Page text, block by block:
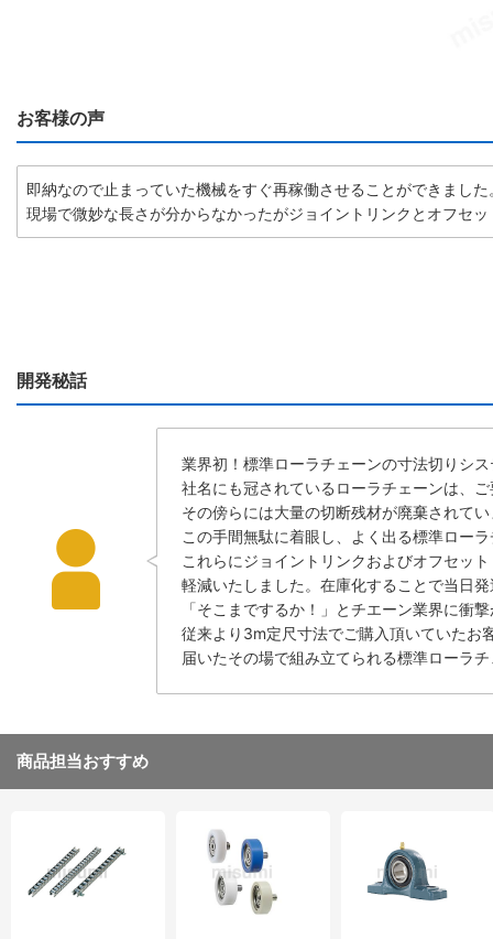
お客様の声
即納なので止まっていた機械をすぐ再稼働させることができました
現場で微妙な長さが分からなかったがジョイントリンクとオフセ
開発秘話
業界初！標準ローラチェーンの寸法切りシ
社名にも冠されているローラチェーンは、
その傍らには大量の切断残材が廃棄されて
この手間無駄に着眼し、よく出る標準ロー
これらにジョイントリンクおよびオフセッ
軽減いたしました。在庫化することで当日
「そこまでするか！」とチエーン業界に衝
従来より3m定尺寸法でご購入頂いていたお
届いたその場で組み立てられる標準ローラ
商品担当おすすめ